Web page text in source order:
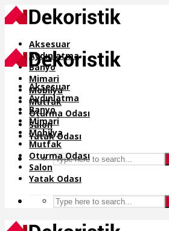
Aksesuar
Aydınlatma
Banyo
Mimari
Mobilya
Mutfak
Oturma Odası
Salon
Yatak Odası
Aksesuar
Aydınlatma
Banyo
Mimari
Mobilya
Mutfak
Oturma Odası
Salon
Yatak Odası